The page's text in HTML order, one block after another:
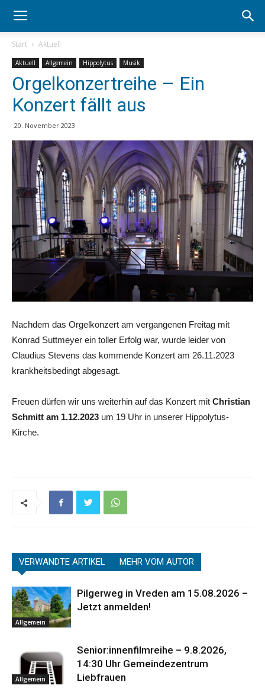
Start Aktuell
Aktuell Allgemein Hippolytus Musik
Orgelkonzertreihe – Ein
Konzert fällt aus
20. November 2023
Nachdem das Orgelkonzert am vergangenen Freitag mit
Konrad Suttmeyer ein toller Erfolg war, wurde leider von
Claudius Stevens das kommende Konzert am 26.11.2023
krankheitsbedingt abgesagt.
Freuen dürfen wir uns weiterhin auf das Konzert mit Christian
Schmitt am 1.12.2023 um 19 Uhr in unserer Hippolytus-
Kirche.
VERWANDTE ARTIKEL MEHR VOM AUTOR
Allgemein
Pilgerweg in Vreden am 15.08.2026 –
Jetzt anmelden!
Allgemein
Senior:innenfilmreihe – 9.8.2026,
14:30 Uhr Gemeindezentrum
Liebfrauen